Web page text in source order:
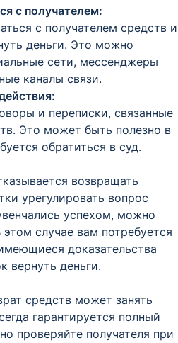
с получателем:
с получателем средств и
деньги. Это можно
сети, мессенджеры
каналы связи.
и переписки, связанные
Это может быть полезно в
обратиться в суд.
возвращать
урегулировать вопрос
успехом, можно
случае вам потребуется
доказательства
вернуть деньги.
средств может занять
гарантируется полный
проверяйте получателя при